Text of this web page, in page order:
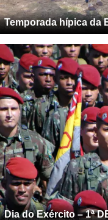
Temporada hípica da
Dia do Exército – 1ª